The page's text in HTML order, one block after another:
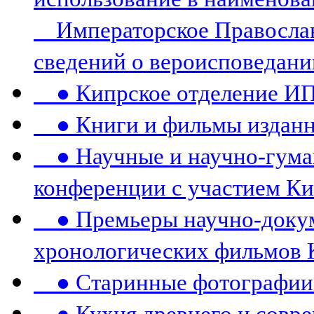
Императорское
сведений о
● Кипрское отделение
● Книги и фильмы
● Научные и научно-
конференции c участием
● Премьеры научно-
хронологических
● Старинные